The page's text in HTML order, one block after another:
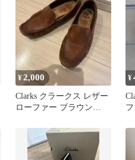
¥2,000
Clarks クラークス レザー
ローファー ブラウン
¥